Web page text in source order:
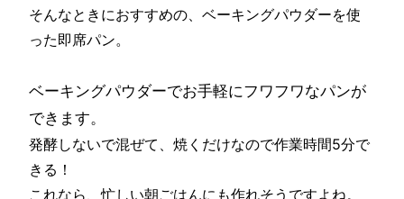
そんなときにおすすめの、ベーキングパウダーを使
った即席パン。
ベーキングパウダーでお手軽にフワフワなパンが
できます。
発酵しないで混ぜて、焼くだけなので作業時間5分で
きる！
これなら、忙しい朝ごはんにも作れそうですよね。